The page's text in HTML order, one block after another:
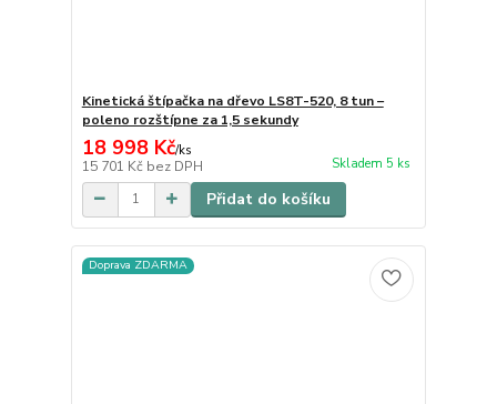
Kinetická štípačka na dřevo LS8T-520, 8 tun –
poleno rozštípne za 1,5 sekundy
18 998 Kč/ks
15 701 Kč bez DPH Skladem 5 ks
Přidat do košíku
Doprava ZDARMA